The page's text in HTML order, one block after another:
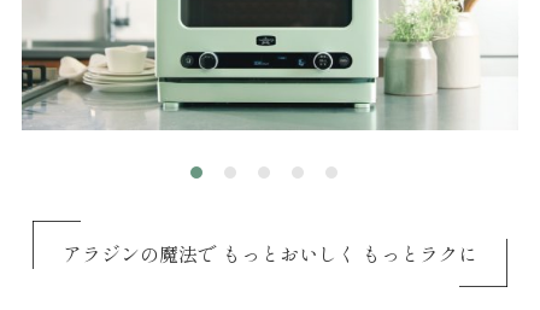
アラジンの魔法で もっとおいしく もっとラクに